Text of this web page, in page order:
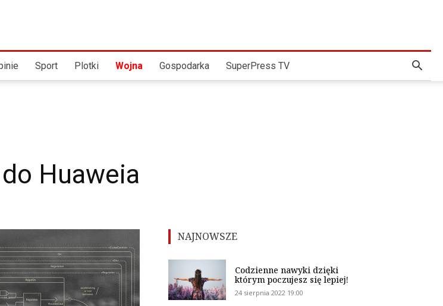
Twoje
Sport Plotki Wojna Gospodarka SuperPress TV
Huaweia
NAJNOWSZE
Codzienne nawyki dzięki
którym poczujesz się lepiej!
24 sierpnia 2022 19:00